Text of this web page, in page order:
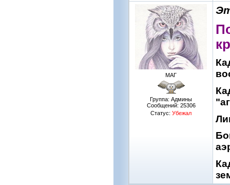
МАГ
Группа: Админы
Сообщений: 25306
Статус: Убежал